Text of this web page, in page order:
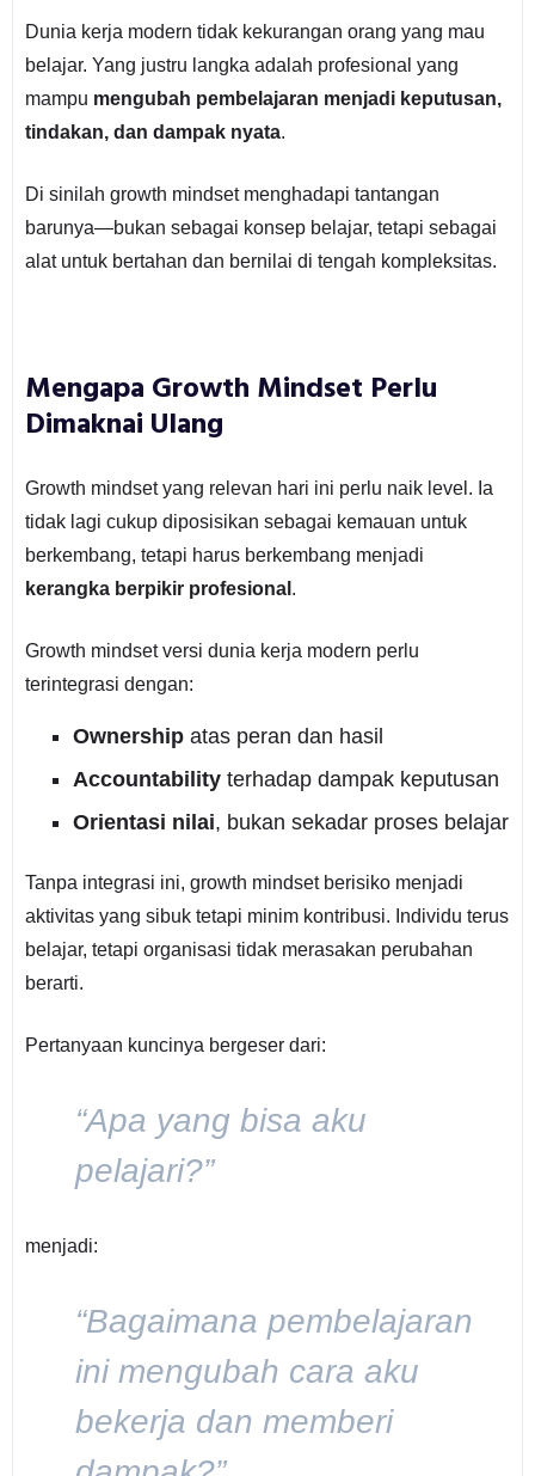
Dunia kerja modern tidak kekurangan orang yang mau
belajar. Yang justru langka adalah profesional yang
mampu mengubah pembelajaran menjadi keputusan,
tindakan, dan dampak nyata.
Di sinilah growth mindset menghadapi tantangan
barunya—bukan sebagai konsep belajar, tetapi sebagai
alat untuk bertahan dan bernilai di tengah kompleksitas.
Mengapa Growth Mindset Perlu
Dimaknai Ulang
Growth mindset yang relevan hari ini perlu naik level. Ia
tidak lagi cukup diposisikan sebagai kemauan untuk
berkembang, tetapi harus berkembang menjadi
kerangka berpikir profesional .
Growth mindset versi dunia kerja modern perlu
terintegrasi dengan:
Ownershipatas peran dan hasil
Accountabilityterhadap dampak keputusan
Orientasi nilai, bukan sekadar proses belajar
Tanpa integrasi ini, growth mindset berisiko menjadi
aktivitas yang sibuk tetapi minim kontribusi. Individu terus
belajar, tetapi organisasi tidak merasakan perubahan
berarti.
Pertanyaan kuncinya bergeser dari:
“Apa yang bisa aku
pelajari?”
menjadi:
“Bagaimana pembelajaran
ini mengubah cara aku
bekerja dan memberi